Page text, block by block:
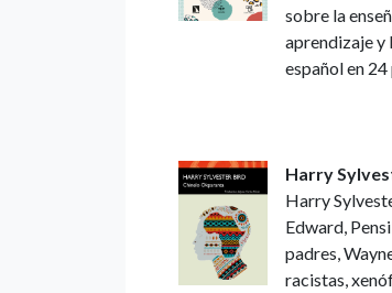
sobre la
aprendizaje y
español en 24
Harry
Harry
Edward,
padres,
racistas,